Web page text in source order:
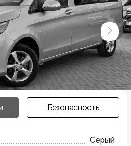
Безопасность
Серый